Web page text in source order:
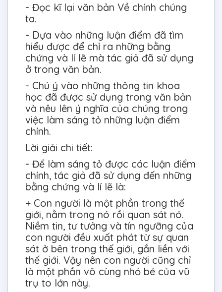
- Đọc kĩ lại văn bản Về chính chúng
ta.
- Dựa vào những luận điểm đã tìm
hiểu được để chỉ ra những bằng
chứng và lí lẽ mà tác giả đã sử dụng
ở trong văn bản.
- Chú ý vào những thông tin khoa
học đã được sử dụng trong văn bản
và nêu lên ý nghĩa của chúng trong
việc làm sáng tỏ những luận điểm
chính.
Lời giải chi tiết:
- Để làm sáng tỏ được các luận điểm
chính, tác giả đã sử dụng đến những
bằng chứng và lí lẽ là:
+ Con người là một phần trong thế
giới, nằm trong nó rồi quan sát nó.
Niềm tin, tư tưởng và tín ngưỡng của
con người đều xuất phát từ sự quan
sát ở bên trong thế giới, gắn liền với
thế giới. Vậy nên con người cũng chỉ
là một phần vô cùng nhỏ bé của vũ
trụ to lớn này.